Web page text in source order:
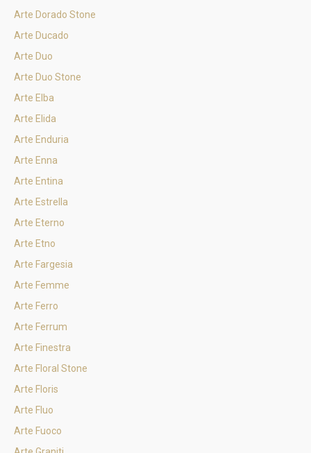
Arte Dorado Stone
Arte Ducado
Arte Duo
Arte Duo Stone
Arte Elba
Arte Elida
Arte Enduria
Arte Enna
Arte Entina
Arte Estrella
Arte Eterno
Arte Etno
Arte Fargesia
Arte Femme
Arte Ferro
Arte Ferrum
Arte Finestra
Arte Floral Stone
Arte Floris
Arte Fluo
Arte Fuoco